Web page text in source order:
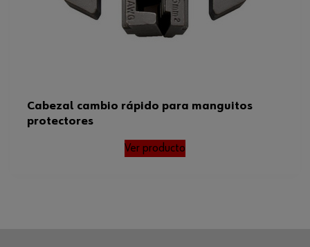
Cabezal cambio rápido para manguitos
protectores
Ver producto